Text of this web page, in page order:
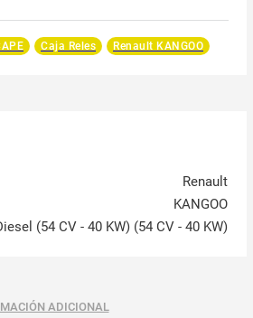
Caja Reles Renault KANGOO
Renault
KANGOO
(54 CV - 40 KW) (54 CV - 40 KW)
ADICIONAL